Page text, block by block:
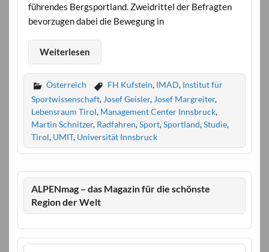
führendes Bergsportland. Zweidrittel der Befragten
bevorzugen dabei die Bewegung in
Weiterlesen
Österreich FH Kufstein, IMAD, Institut für
Sportwissenschaft, Josef Geisler, Josef Margreiter,
Lebensraum Tirol, Management Center Innsbruck,
Martin Schnitzer, Radfahren,Sport,Sportland,Studie,
Tirol, UMIT, Universität Innsbruck
ALPENmag – das Magazin für die schönste
Region der Welt